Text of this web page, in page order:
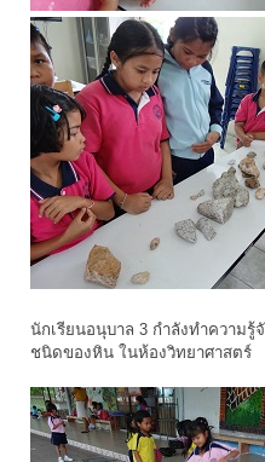
นักเรียนอนุบาล 3 กำลังทำความรู้
ชนิดของหิน ในห้องวิทยาศาสตร์